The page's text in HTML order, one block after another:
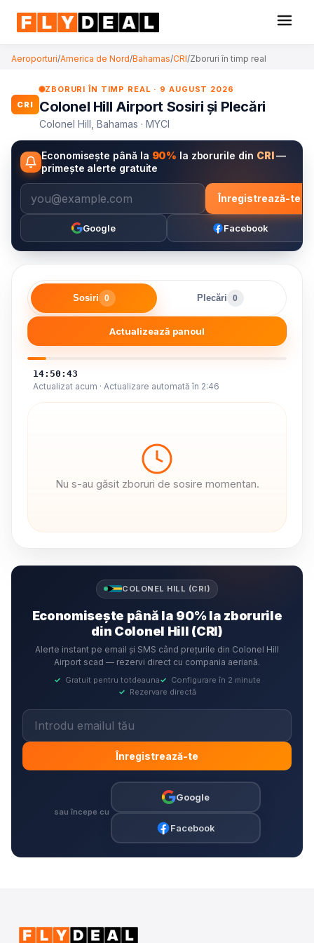
Aeroporturi/America de Nord/Bahamas/CRI/Zboruri în timp real
CRI
ZBORURI ÎN TIMP REAL · 9 AUGUST 2026
Colonel Hill Airport Sosiri și Plecări
Colonel Hill, Bahamas · MYCI
Economisește până la 90% la zborurile din CRI—
primește alerte gratuite
Înregistrează-te
Google Facebook
Sosiri 0 Plecări 0
Actualizează panoul
14:50:43
Actualizat acum · Actualizare automată în 2:46
Nu s-au găsit zboruri de sosire momentan.
COLONEL HILL (CRI)
Economisește până la 90% la zborurile
din Colonel Hill (CRI)
Alerte instant pe email și SMS când prețurile din Colonel Hill
Airport scad — rezervi direct cu compania aeriană.
✓ Gratuit pentru totdeauna✓ Configurare în 2 minute
✓ Rezervare directă
Înregistrează-te
sau începe cu
Google
Facebook